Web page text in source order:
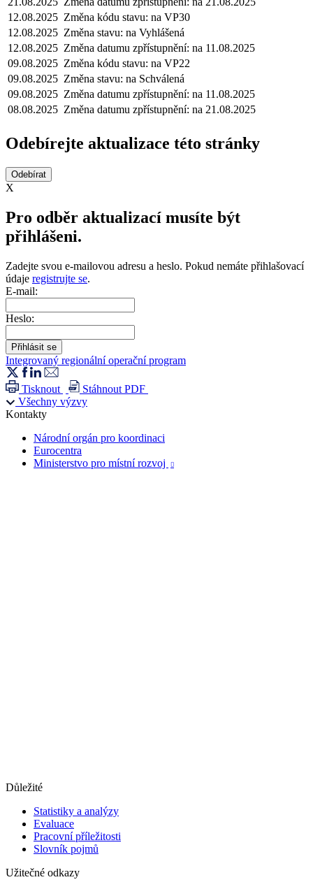
12.08.2025 Změna kódu stavu: na VP30
12.08.2025 Změna stavu: na Vyhlášená
12.08.2025 Změna datumu zpřístupnění: na 11.08.2025
09.08.2025 Změna kódu stavu: na VP22
09.08.2025 Změna stavu: na Schválená
09.08.2025 Změna datumu zpřístupnění: na 11.08.2025
08.08.2025 Změna datumu zpřístupnění: na 21.08.2025
Odebírejte aktualizace této stránky
X
Pro odběr aktualizací musíte být
přihlášeni.
Zadejte svou e-mailovou adresu a heslo. Pokud nemáte přihlašovací
údaje registrujte se.
E-mail:
Heslo:
Integrovaný regionální operační program
Tisknout
Stáhnout PDF
Všechny výzvy
Kontakty
Národní orgán pro koordinaci
Eurocentra
Ministerstvo pro místní rozvoj

Důležité
Statistiky a analýzy
Evaluace
Pracovní příležitosti
Slovník pojmů
Užitečné odkazy